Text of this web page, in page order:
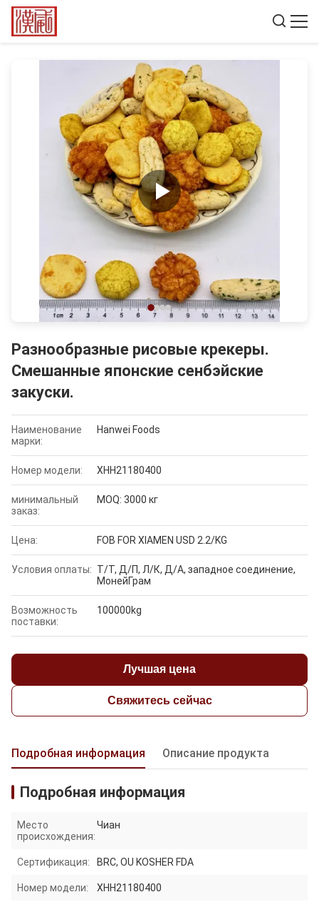
Разнообразные рисовые крекеры.
Смешанные японские сенбэйские
закуски.
Наименование
марки:
Hanwei Foods
Номер модели: XHH21180400
минимальный
заказ:
MOQ: 3000 кг
Цена: FOB FOR XIAMEN USD 2.2/KG
Условия оплаты: Т/Т, Д/П, Л/К, Д/А, западное соединение,
МонейГрам
Возможность
поставки:
100000kg
Лучшая цена
Свяжитесь сейчас
Подробная информация Описание продукта
Подробная информация
Место
происхождения:
Чиан
Сертификация: BRC, OU KOSHER FDA
Номер модели: XHH21180400